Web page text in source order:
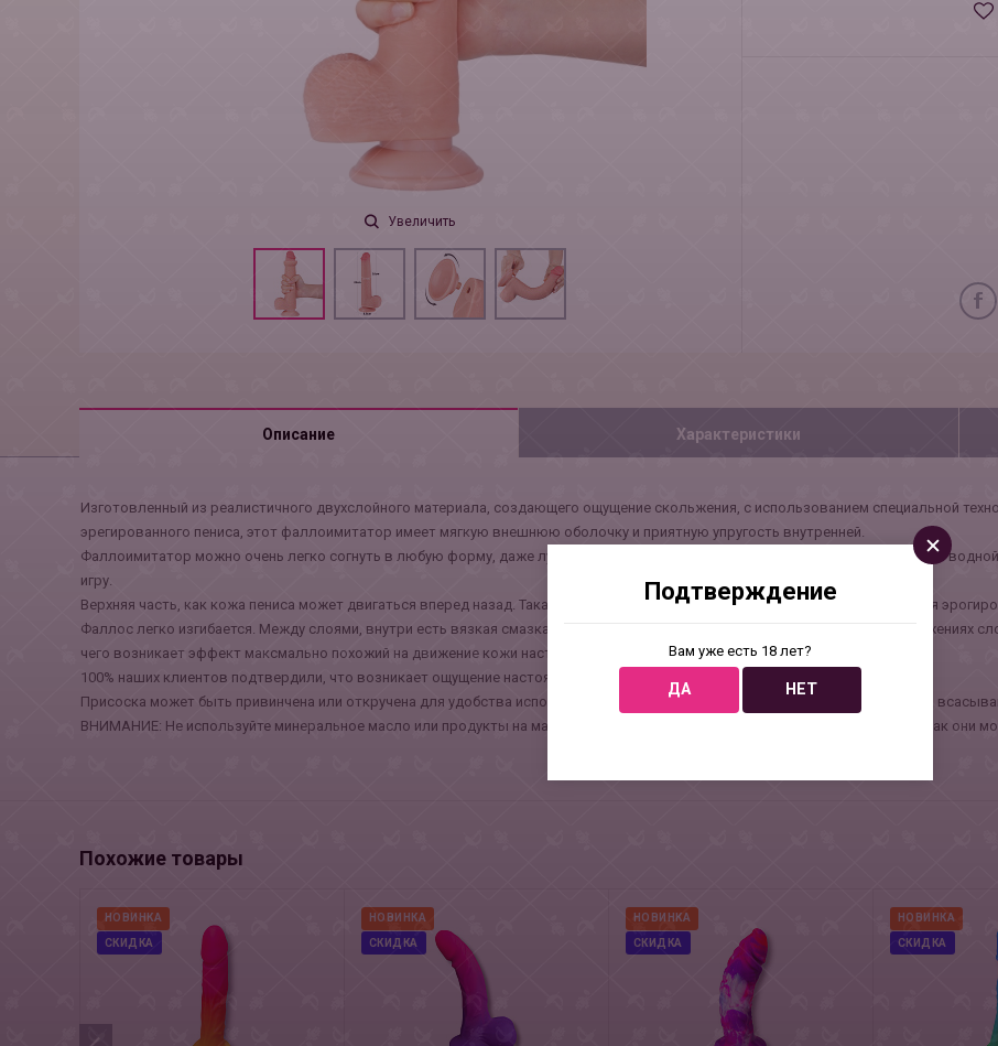
Увеличить
Описание Характеристики
Изготовленный из реалистичного двухслойного материала, создающего ощущение скольжения, с использованием специальной
эрегированного пениса, этот фаллоимитатор имеет мягкую внешнюю оболочку и приятную упругость внутренней.
Фаллоимитатор можно очень легко согнуть в любую форму, даже лучше, чем настоящий. Просто добавьте немного смазки на
игру.
Верхняя часть, как кожа пениса может двигаться вперед назад. Такая конструкция дарит полное ощущение Iifelike обладания
Фаллос легко изгибается. Между слоями, внутри есть вязкая смазка, у которой вязкость зависит от температуры. При движениях
чего возникает эффект максмально похожий на движение кожи настоящего пениса.
100% наших клиентов подтвердили, что возникает ощущение настоящего и живого - различия минимальны.
Присоска может быть привинчена или откручена для удобства использования. Она также обеспечивает высокую мощность
ВНИМАНИЕ: Не используйте минеральное масло или продукты на масляной основе в качестве смазочных материалов, так как они
Похожие товары
НОВИНКА
СКИДКА
НОВИНКА
СКИДКА
НОВИНКА
СКИДКА
НОВИНКА
СКИДКА
Подтверждение
Вам уже есть 18 лет?
ДА НЕТ